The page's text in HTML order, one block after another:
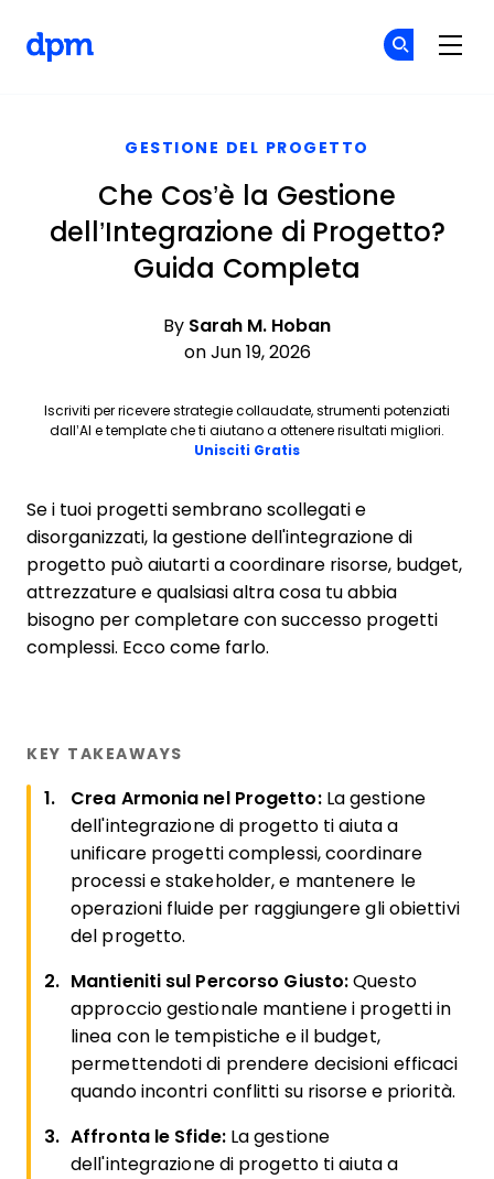
GESTIONE DEL PROGETTO
Che Cos’è la Gestione
dell’Integrazione di Progetto?
Guida Completa
By Sarah M. Hoban
on Jun 19, 2026
Iscriviti per ricevere strategie collaudate, strumenti potenziati
dall’AI e template che ti aiutano a ottenere risultati migliori.
Unisciti GratisOpens new window
Se i tuoi progetti sembrano scollegati e
disorganizzati, la gestione dell'integrazione di
progetto può aiutarti a coordinare risorse, budget,
attrezzature e qualsiasi altra cosa tu abbia
bisogno per completare con successo progetti
complessi. Ecco come farlo.
KEY TAKEAWAYS
Crea Armonia nel Progetto: La gestione
dell'integrazione di progetto ti aiuta a
unificare progetti complessi, coordinare
processi e stakeholder, e mantenere le
operazioni fluide per raggiungere gli obiettivi
del progetto.
Mantieniti sul Percorso Giusto:Questo
approccio gestionale mantiene i progetti in
linea con le tempistiche e il budget,
permettendoti di prendere decisioni efficaci
quando incontri conflitti su risorse e priorità.
Affronta le Sfide: La gestione
dell'integrazione di progetto ti aiuta a